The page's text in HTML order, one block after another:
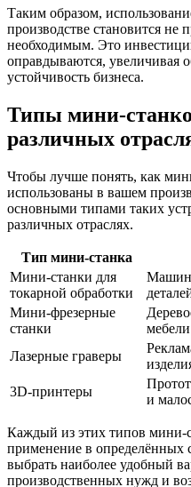
Таким образом,
производстве становится не
необходимым. Это
оправдываются, увеличивая
устойчивость бизнеса.
Типы мини-
различных
Чтобы лучше понять, как
использованы в вашем
основными типами таких
различных отраслях.
Тип мини-станка
Мини-станки для
токарной обработки
Мини-фрезерные
станки
Лазерные граверы
3D-принтеры
и
Каждый из этих типов мини-
применение в определённых
выбрать наиболее удобный
производственных нужд и